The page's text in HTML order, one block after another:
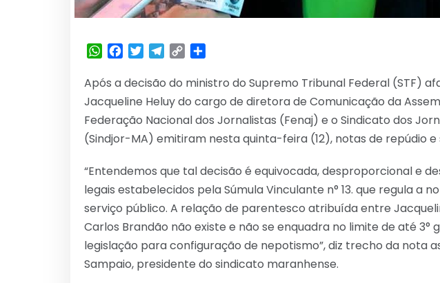
WhatsApp
Facebook
TwitterTelegram
Copy
Após a decisão do ministro do Supremo Tribunal Federal (STF)
Jacqueline Heluy do cargo de diretora de Comunicação da
Federação Nacional dos Jornalistas (Fenaj) e o Sindicato dos
(Sindjor-MA) emitiram nesta quinta-feira (12), notas de repúdio e
“Entendemos que tal decisão é equivocada, desproporcional e
legais estabelecidos pela Súmula Vinculante n° 13. que regula a
serviço público. A relação de parentesco atribuída entre
Carlos Brandão não existe e não se enquadra no limite de até 3°
legislação para configuração de nepotismo”, diz trecho da nota
Sampaio, presidente do sindicato maranhense.